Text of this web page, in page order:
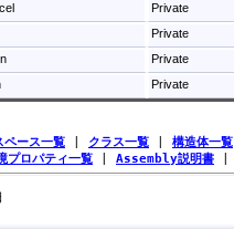
Private
Private
Private
Private
ペース一覧 クラス一覧 構造体一覧
プロパティ一覧 Assembly説明書